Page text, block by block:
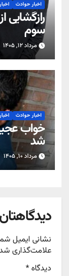
اخبار حوادث
رازگشایی
سوم
مرداد ۱۲, ۱۴۰۵
اخبار حوادث
خواب
شد
مرداد ۱۰, ۱۴۰۵
نشانی ایمیل
علامت‌گذاری
دیدگاه*